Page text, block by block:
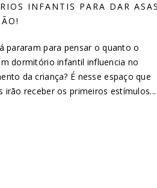
INFANTIS PARA DAR
pararam para pensar o quanto o
dormitório infantil influencia no
da criança? É nesse espaço que
irão receber os primeiros estímulos...